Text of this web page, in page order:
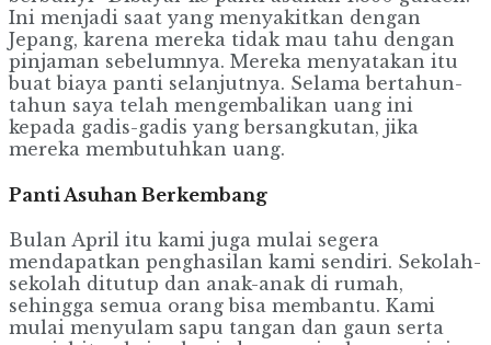
Ini menjadi saat yang menyakitkan dengan
Jepang, karena mereka tidak mau tahu dengan
pinjaman sebelumnya. Mereka menyatakan itu
buat biaya panti selanjutnya. Selama bertahun-
tahun saya telah mengembalikan uang ini
kepada gadis-gadis yang bersangkutan, jika
mereka membutuhkan uang.
Panti Asuhan Berkembang
Bulan April itu kami juga mulai segera
mendapatkan penghasilan kami sendiri. Sekolah-
sekolah ditutup dan anak-anak di rumah,
sehingga semua orang bisa membantu. Kami
mulai menyulam sapu tangan dan gaun serta